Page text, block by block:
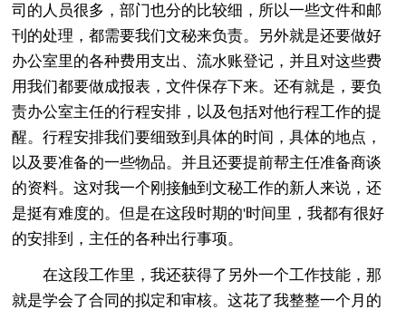
司的人员很多，部门也分的比较细，所以一些文件和邮
刊的处理，都需要我们文秘来负责。另外就是还要做好
办公室里的各种费用支出、流水账登记，并且对这些费
用我们都要做成报表，文件保存下来。还有就是，要负
责办公室主任的行程安排，以及包括对他行程工作的提
醒。行程安排我们要细致到具体的时间，具体的地点，
以及要准备的一些物品。并且还要提前帮主任准备商谈
的资料。这对我一个刚接触到文秘工作的新人来说，还
是挺有难度的。但是在这段时期的'时间里，我都有很好
的安排到，主任的各种出行事项。
在这段工作里，我还获得了另外一个工作技能，那
就是学会了合同的拟定和审核。这花了我整整一个月的